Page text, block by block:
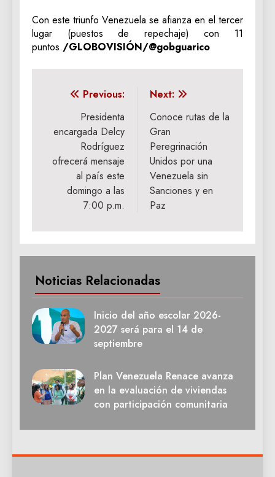
Con este triunfo Venezuela se afianza en el tercer
lugar (puestos de repechaje) con 11
puntos./GLOBOVISIÓN/@gobguarico
Navegación
entradas
Previous:
Presidenta
encargada Delcy
Rodríguez
ofrecerá mensaje
al país este
domingo a las
7:00 p.m.
Next:
Conoce rutas de la
Gran
Peregrinación
Unidos por una
Venezuela sin
Sanciones y en
Paz
Noticias Relacionadas
Inicio del año escolar 2026-
2027 será para el 14 de
septiembre
Plan Venezuela Renace avanza
en la evaluación de viviendas
con participación comunitaria